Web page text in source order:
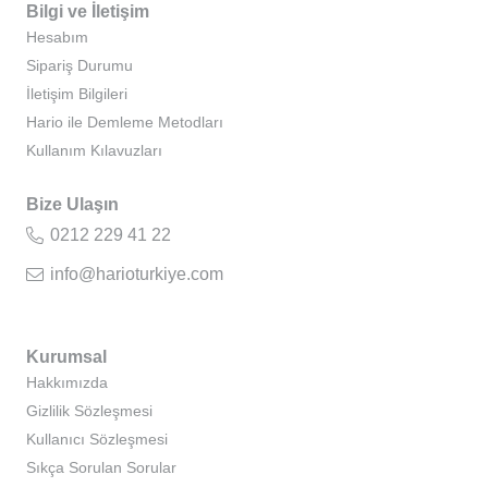
Bilgi ve İletişim
Hesabım
Sipariş Durumu
İletişim Bilgileri
Hario ile Demleme Metodları
Kullanım Kılavuzları
Bize Ulaşın
0212 229 41 22
info@harioturkiye.com
Kurumsal
Hakkımızda
Gizlilik Sözleşmesi
Kullanıcı Sözleşmesi
Sıkça Sorulan Sorular